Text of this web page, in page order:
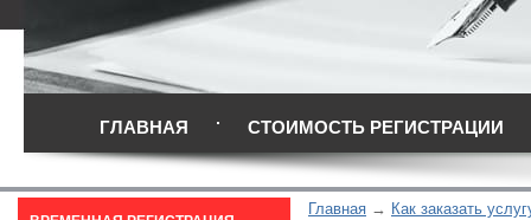
ГЛАВНАЯ СТОИМОСТЬ РЕГИСТРАЦИИ
Главная Как заказать